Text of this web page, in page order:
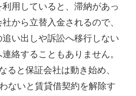
用していると、滞納があっ
から立替入金されるので、
い出しや訴訟へ移行しない
絡することもありません。
ると保証会社は動き始め、
ないと賃貸借契約を解除す